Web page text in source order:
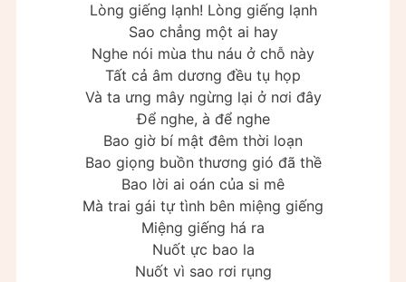
Lòng giếng lạnh! Lòng giếng lạnh
Sao chẳng một ai hay
Nghe nói mùa thu náu ở chỗ này
Tất cả âm dương đều tụ họp
Và ta ưng mây ngừng lại ở nơi đây
Để nghe, à để nghe
Bao giờ bí mật đêm thời loạn
Bao giọng buồn thương gió đã thề
Bao lời ai oán của si mê
Mà trai gái tự tình bên miệng giếng
Miệng giếng há ra
Nuốt ực bao la
Nuốt vì sao rơi rụng